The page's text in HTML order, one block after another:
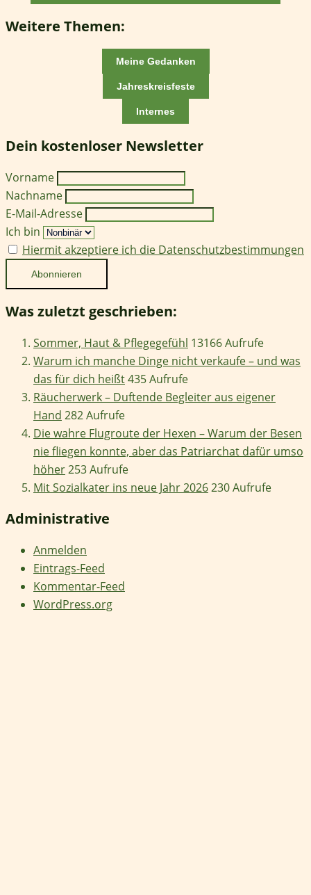
Weitere Themen:
Meine Gedanken
Jahreskreisfeste
Internes
Dein kostenloser Newsletter
Vorname
Nachname
E-Mail-Adresse
Ich bin
Hiermit akzeptiere ich die Datenschutzbestimmungen
Was zuletzt geschrieben:
Sommer, Haut & Pflegegefühl 13166 Aufrufe
Warum ich manche Dinge nicht verkaufe – und was
das für dich heißt435 Aufrufe
Räucherwerk – Duftende Begleiter aus eigener
Hand 282 Aufrufe
Die wahre Flugroute der Hexen – Warum der Besen
nie fliegen konnte, aber das Patriarchat dafür umso
höher253 Aufrufe
Mit Sozialkater ins neue Jahr 2026230 Aufrufe
Administrative
Anmelden
Eintrags-Feed
Kommentar-Feed
WordPress.org